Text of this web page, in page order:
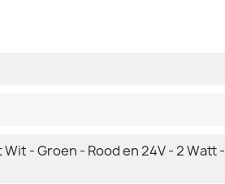
- Groen - Rood en 24V - 2 Watt -